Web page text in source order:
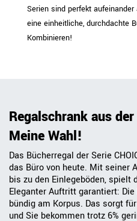
Serien sind perfekt
eine einheitliche, durchdachte
Kombinieren!
Regalschrank aus
Meine Wahl!
Das Bücherregal der Serie
das Büro von heute. Mit seiner
bis zu den Einlegeböden, spielt
Eleganter Auftritt garantiert:
bündig am Korpus. Das sorgt
und Sie bekommen trotz 6%